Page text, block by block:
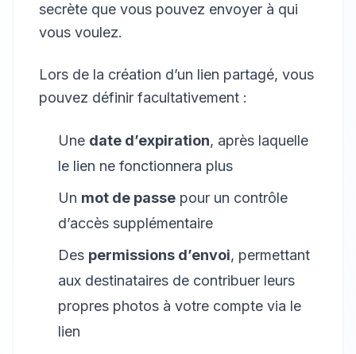
secrète que vous pouvez envoyer à qui
vous voulez.
Lors de la création d’un lien partagé, vous
pouvez définir facultativement :
Une date d’expiration, après laquelle
le lien ne fonctionnera plus
Un mot de passe pour un contrôle
d’accès supplémentaire
Des permissions d’envoi, permettant
aux destinataires de contribuer leurs
propres photos à votre compte via le
lien